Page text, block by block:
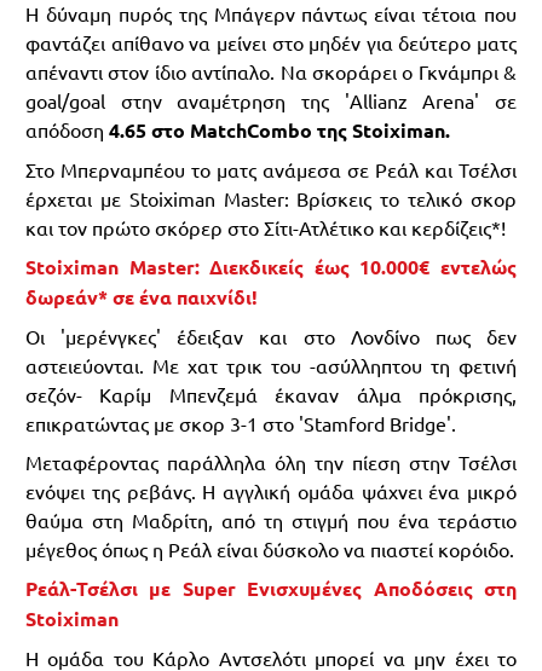
Η δύναμη πυρός της Μπάγερν πάντως είναι τέτοια που
φαντάζει απίθανο να μείνει στο μηδέν για δεύτερο ματς
απέναντι στον ίδιο αντίπαλο. Να σκοράρει ο Γκνάμπρι &
goal/goal στην αναμέτρηση της 'Allianz Arena' σε
απόδοση 4.65 στο MatchCombo της Stoiximan.
Στο Μπερναμπέου το ματς ανάμεσα σε Ρεάλ και Τσέλσι
έρχεται με Stoiximan Master: Βρίσκεις το τελικό σκορ
και τον πρώτο σκόρερ στο Σίτι-Ατλέτικο και κερδίζεις*!
Stoiximan Master: Διεκδικείς έως 10.000€ εντελώς
δωρεάν* σε ένα παιχνίδι!
Οι 'μερένγκες' έδειξαν και στο Λονδίνο πως δεν
αστειεύονται. Με χατ τρικ του -ασύλληπτου τη φετινή
σεζόν- Καρίμ Μπενζεμά έκαναν άλμα πρόκρισης,
επικρατώντας με σκορ 3-1 στο 'Stamford Bridge'.
Μεταφέροντας παράλληλα όλη την πίεση στην Τσέλσι
ενόψει της ρεβάνς. Η αγγλική ομάδα ψάχνει ένα μικρό
θαύμα στη Μαδρίτη, από τη στιγμή που ένα τεράστιο
μέγεθος όπως η Ρεάλ είναι δύσκολο να πιαστεί κορόιδο.
Ρεάλ-Τσέλσι με Super Ενισχυμένες Αποδόσεις στη
Stoiximan
Η ομάδα του Κάρλο Αντσελότι μπορεί να μην έχει το